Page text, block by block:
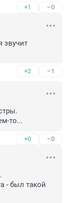
+1 –0
звучит
+2 –1
то...
+0 –0
- был такой